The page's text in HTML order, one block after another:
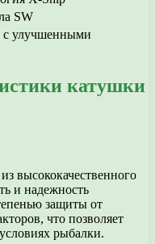
SW
с улучшенными
катушки
высококачественного
и надежность
защиты от
что позволяет
рыбалки.